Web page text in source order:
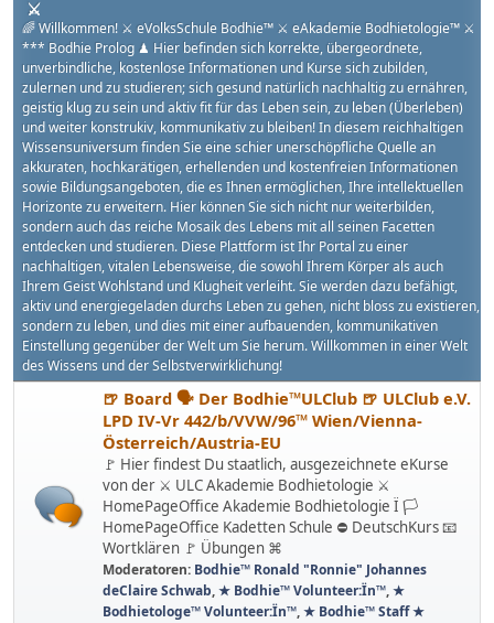
⚔
🌈 Willkommen! ⚔ eVolksSchule Bodhie™ ⚔ eAkademie Bodhietologie™ ⚔
*** Bodhie Prolog ♟ Hier befinden sich korrekte, übergeordnete,
unverbindliche, kostenlose Informationen und Kurse sich zubilden,
zulernen und zu studieren; sich gesund natürlich nachhaltig zu ernähren,
geistig klug zu sein und aktiv fit für das Leben sein, zu leben (Überleben)
und weiter konstrukiv, kommunikativ zu bleiben! In diesem reichhaltigen
Wissensuniversum finden Sie eine schier unerschöpfliche Quelle an
akkuraten, hochkarätigen, erhellenden und kostenfreien Informationen
sowie Bildungsangeboten, die es Ihnen ermöglichen, Ihre intellektuellen
Horizonte zu erweitern. Hier können Sie sich nicht nur weiterbilden,
sondern auch das reiche Mosaik des Lebens mit all seinen Facetten
entdecken und studieren. Diese Plattform ist Ihr Portal zu einer
nachhaltigen, vitalen Lebensweise, die sowohl Ihrem Körper als auch
Ihrem Geist Wohlstand und Klugheit verleiht. Sie werden dazu befähigt,
aktiv und energiegeladen durchs Leben zu gehen, nicht bloss zu existieren,
sondern zu leben, und dies mit einer aufbauenden, kommunikativen
Einstellung gegenüber der Welt um Sie herum. Willkommen in einer Welt
des Wissens und der Selbstverwirklichung!
🍺 Board 🗣 Der Bodhie™ULClub 🍺 ULClub e.V.
LPD IV-Vr 442/b/VVW/96™ Wien/Vienna-
Österreich/Austria-EU
🚩 Hier findest Du staatlich, ausgezeichnete eKurse
von der ⚔ ULC Akademie Bodhietologie ⚔
HomePageOffice Akademie Bodhietologie Ï 🏳
HomePageOffice Kadetten Schule ⛔ DeutschKurs 📧
Wortklären 🚩 Übungen ⌘
Moderatoren: Bodhie™ Ronald "Ronnie" Johannes
deClaire Schwab,★ Bodhie™ Volunteer:Ïn™,★
Bodhietologe™ Volunteer:Ïn™,★ Bodhie™ Staff ★